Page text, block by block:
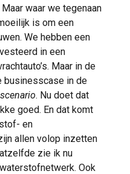
waar we tegenaan
is om een
We hebben een
in een
Maar in de
businesscase in de
. Nu doet dat
goed. En dat komt
en
allen volop inzetten
zie ik nu
Ook